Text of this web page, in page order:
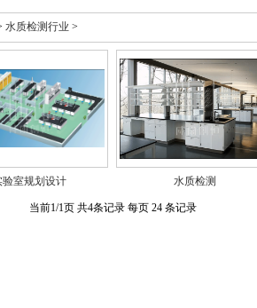
水质检测行业 >
验室规划设计 水质检测
当前1/1页 共4条记录 每页 24 条记录